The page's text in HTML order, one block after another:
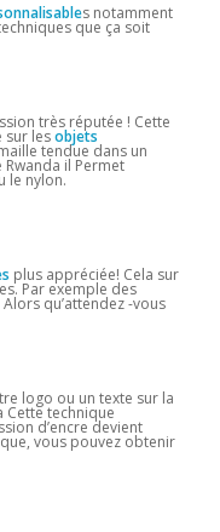
s notamment
que ça soit
très réputée ! Cette
sur lesobjets
tendue dans un
il Permet
le nylon.
plus appréciée! Cela sur
Par exemple des
qu’attendez -vous
logo ou un texte sur la
Cette technique
d’encre devient
vous pouvez obtenir